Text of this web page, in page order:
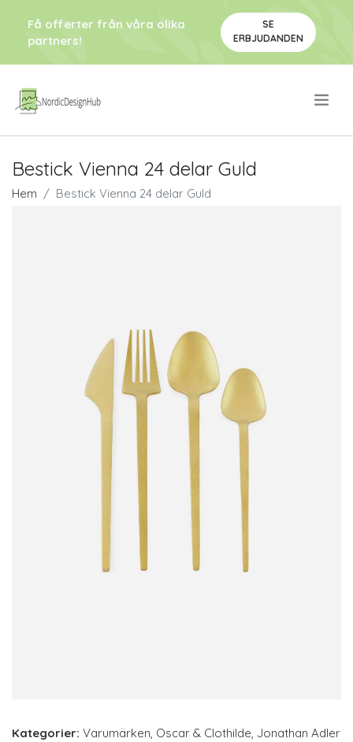
Få offerter från våra olika
partners!
SE
ERBJUDANDEN
Bestick Vienna 24 delar Guld
Hem Bestick Vienna 24 delar Guld
Kategorier: Varumärken, Oscar & Clothilde, Jonathan Adler